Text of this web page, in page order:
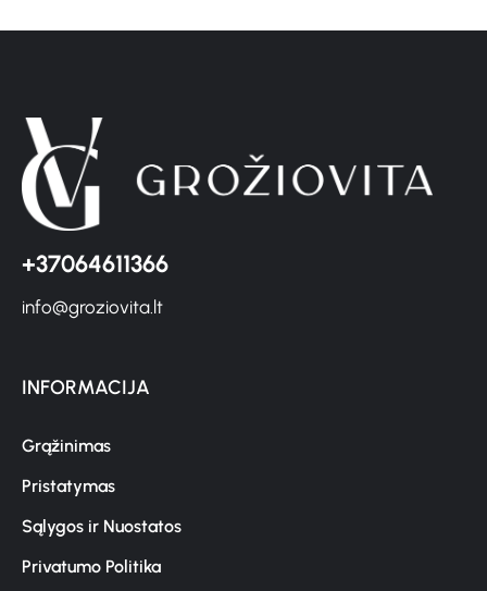
+37064611366
info@groziovita.lt
INFORMACIJA
Grąžinimas
Pristatymas
Sąlygos ir Nuostatos
Privatumo Politika